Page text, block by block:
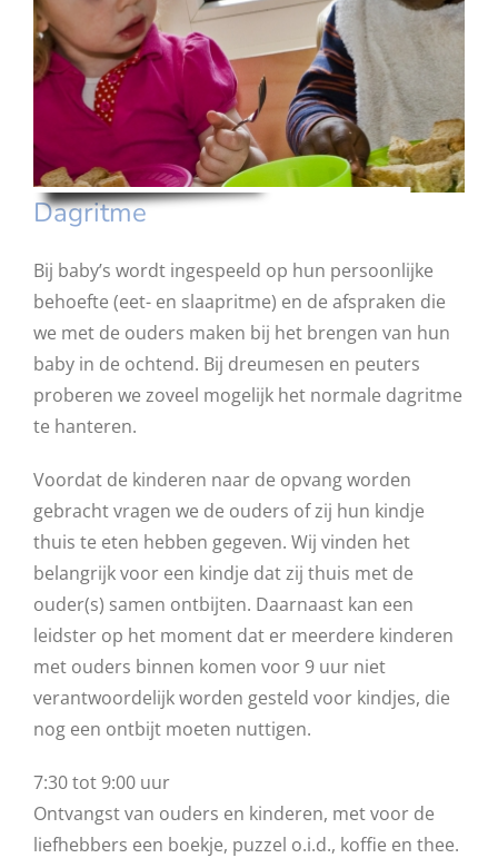
Dagritme
Bij baby’s wordt ingespeeld op hun persoonlijke
behoefte (eet- en slaapritme) en de afspraken die
we met de ouders maken bij het brengen van hun
baby in de ochtend. Bij dreumesen en peuters
proberen we zoveel mogelijk het normale dagritme
te hanteren.
Voordat de kinderen naar de opvang worden
gebracht vragen we de ouders of zij hun kindje
thuis te eten hebben gegeven. Wij vinden het
belangrijk voor een kindje dat zij thuis met de
ouder(s) samen ontbijten. Daarnaast kan een
leidster op het moment dat er meerdere kinderen
met ouders binnen komen voor 9 uur niet
verantwoordelijk worden gesteld voor kindjes, die
nog een ontbijt moeten nuttigen.
7:30 tot 9:00 uur
Ontvangst van ouders en kinderen, met voor de
liefhebbers een boekje, puzzel o.i.d., koffie en thee.